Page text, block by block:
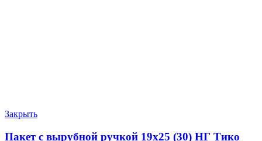
Закрыть
Пакет с вырубной ручкой 19х25 (30) НГ Тико